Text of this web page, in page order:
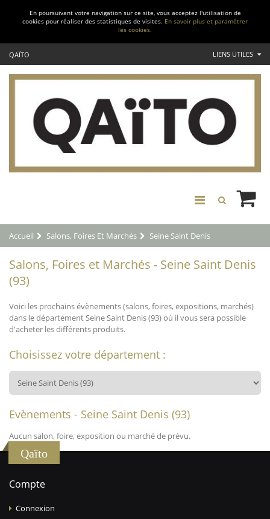
En poursuivant votre navigation sur ce site, vous acceptez l'utilisation de
cookies pour réaliser des statistiques de visites. En savoir plus et paramétrer
les cookies.
QAÏTO LIENS UTILES
Accueil Salons, Foires Et Marchés Seine Saint Denis
Salons, Foires et Marchés - Seine Saint Denis
(93)
Voici les prochains évènements (salons, foires, expositions, marchés)
dans le département Seine Saint Denis (93) où il vous sera possible
d'acheter les différents produits.
Choisissez votre département :
Evènements - Seine Saint Denis (93)
Aucun salon, foire, exposition ou marché de prévu.
Qaïto
Compte
Connexion